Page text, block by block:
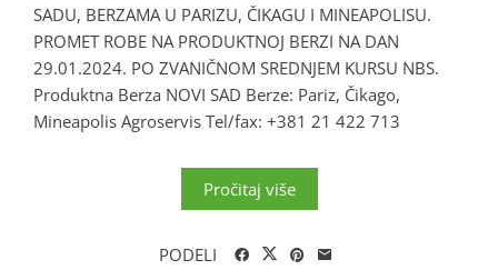
SADU, BERZAMA U PARIZU, ČIKAGU I MINEAPOLISU.
PROMET ROBE NA PRODUKTNOJ BERZI NA DAN
29.01.2024. PO ZVANIČNOM SREDNJEM KURSU NBS.
Produktna Berza NOVI SAD Berze: Pariz, Čikago,
Mineapolis Agroservis Tel/fax: +381 21 422 713
Pročitaj više
PODELI